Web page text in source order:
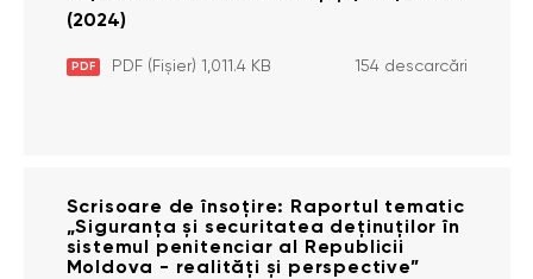
(2024)
PDF PDF (Fișier) 1,011.4 KB 154 descarcări
Scrisoare de însoțire: Raportul tematic
„Siguranța și securitatea deținuților în
sistemul penitenciar al Republicii
Moldova - realități și perspective”